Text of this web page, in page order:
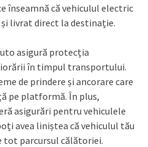
înseamnă că vehiculul electric
livrat direct la destinație.
asigură protecția
în timpul transportului.
de prindere și ancorare care
pe platformă. În plus,
asigurări pentru vehiculele
avea liniștea că vehiculul tău
tot parcursul călătoriei.